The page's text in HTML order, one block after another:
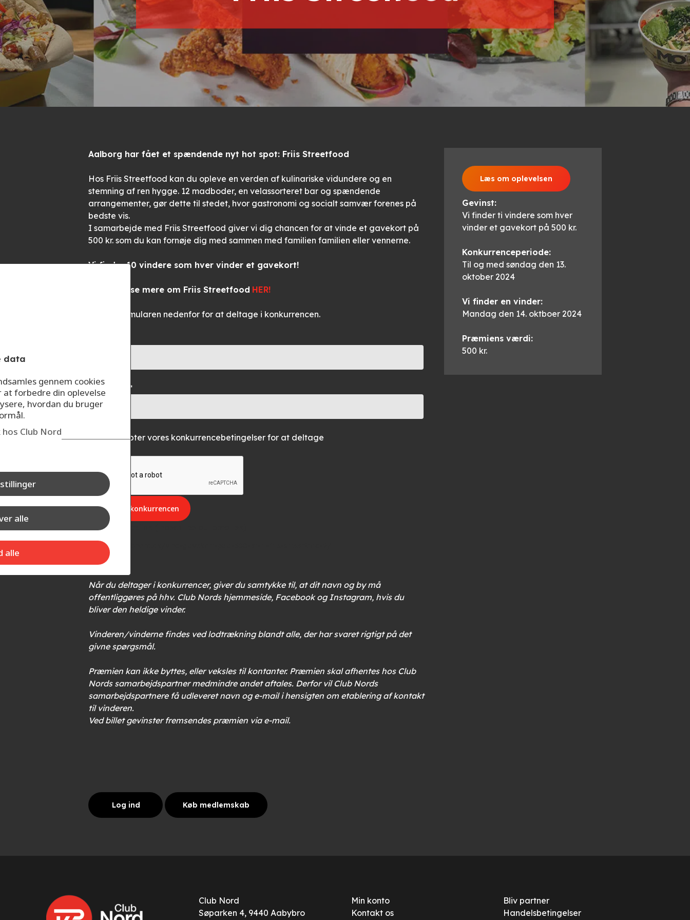
Aalborg har fået et spændende nyt hot spot: Friis Streetfood
Hos Friis Streetfood kan du opleve en verden af kulinariske vidundere og en
stemning af ren hygge. 12 madboder, en velassorteret bar og spændende
arrangementer, gør dette til stedet, hvor gastronomi og socialt samvær forenes på
bedste vis.
I samarbejde med Friis Streetfood giver vi dig chancen for at vinde et gavekort på
500 kr. som du kan fornøje dig med sammen med familien familien eller vennerne.
Vi finder 10 vindere som hver vinder et gavekort!
Du kan læse mere om Friis Streetfood HER!
Udfyld formularen nedenfor for at deltage i konkurrencen.
Din e-mail*
Accepter vores konkurrencebetingelser for at deltage
Konkurrencelink (indsættes automatisk)
Læs om oplevelsen
Gevinst:
Vi finder ti vindere som hver
vinder et gavekort på 500 kr.
Konkurrenceperiode:
Til og med søndag den 13.
oktober 2024
Vi finder en vinder:
Mandag den 14. oktboer 2024
Præmiens værdi:
500 kr.
Når du deltager i konkurrencer, giver du samtykke til, at dit navn og by må
offentliggøres på hhv. Club Nords hjemmeside, Facebook og Instagram, hvis du
bliver den heldige vinder.
Vinderen/vinderne findes ved lodtrækning blandt alle, der har svaret rigtigt på det
givne spørgsmål.
Præmien kan ikke byttes, eller veksles til kontanter. Præmien skal afhentes hos Club
Nords samarbejdspartner medmindre andet aftales. Derfor vil Club Nords
samarbejdspartnere få udleveret navn og e-mail i hensigten om etablering af kontakt
til vinderen.
Ved billet gevinster fremsendes præmien via e-mail.
Log ind Køb medlemskab
Club Nord
Søparken 4, 9440 Aabybro
Min konto
Kontakt os
Bliv partner
Handelsbetingelser
data
gennem cookies
forbedre din oplevelse
hvordan du bruger
Club Nord
alle
alle